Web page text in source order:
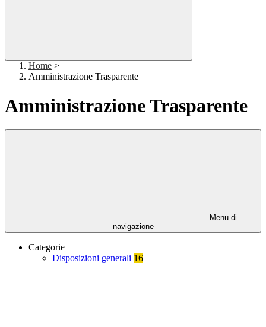
Home >
Amministrazione Trasparente
Amministrazione Trasparente
Menu di
navigazione
Categorie
Disposizioni generali 16